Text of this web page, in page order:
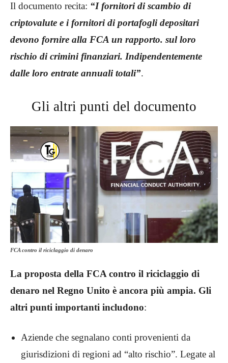
Il documento recita: “I fornitori di scambio di
criptovalute e i fornitori di portafogli depositari
devono fornire alla FCA un rapporto. sul loro
rischio di crimini finanziari. Indipendentemente
dalle loro entrate annuali totali”.
Gli altri punti del documento
FCA contro il riciclaggio di denaro
La proposta della FCA contro il riciclaggio di
denaro nel Regno Unito è ancora più ampia. Gli
altri punti importanti includono:
Aziende che segnalano conti provenienti da
giurisdizioni di regioni ad “alto rischio”. Legate al